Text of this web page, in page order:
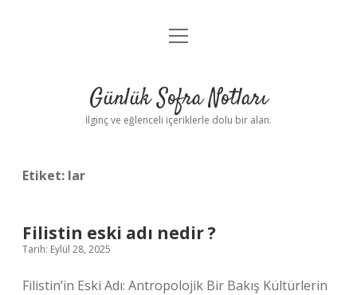
Anasayfa
Yasal Uyarı
menüyü
Günlük Sofra Notları
İlginç ve eğlenceli içeriklerle dolu bir alan.
Etiket: lar
Filistin eski adı nedir ?
Tarih: Eylül 28, 2025
Filistin’in Eski Adı: Antropolojik Bir Bakış Kültürlerin